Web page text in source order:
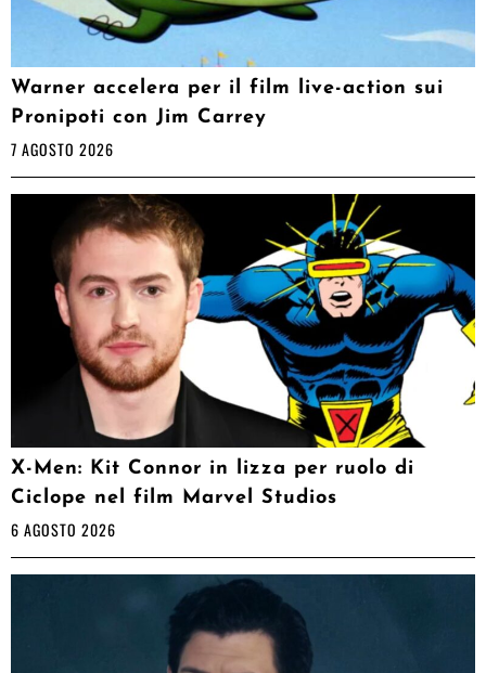
Warner accelera per il film live-action sui
Pronipoti con Jim Carrey
7 AGOSTO 2026
X-Men: Kit Connor in lizza per ruolo di
Ciclope nel film Marvel Studios
6 AGOSTO 2026